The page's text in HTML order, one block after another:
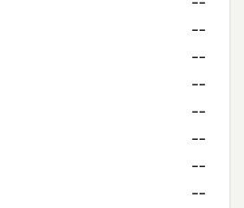
--
--
--
--
--
--
--